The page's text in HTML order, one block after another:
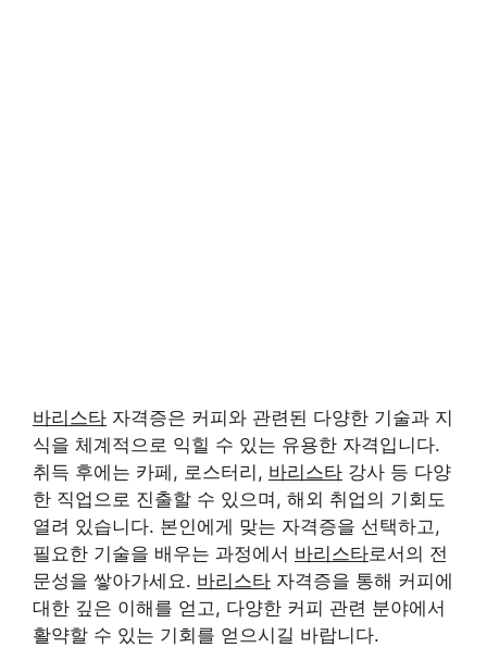
바리스타 자격증은 커피와 관련된 다양한 기술과 지
식을 체계적으로 익힐 수 있는 유용한 자격입니다.
취득 후에는 카페, 로스터리, 바리스타 강사 등 다양
한 직업으로 진출할 수 있으며, 해외 취업의 기회도
열려 있습니다. 본인에게 맞는 자격증을 선택하고,
필요한 기술을 배우는 과정에서 바리스타로서의 전
문성을 쌓아가세요. 바리스타 자격증을 통해 커피에
대한 깊은 이해를 얻고, 다양한 커피 관련 분야에서
활약할 수 있는 기회를 얻으시길 바랍니다.